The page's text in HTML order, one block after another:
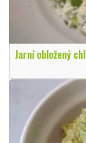
Jarní obložený